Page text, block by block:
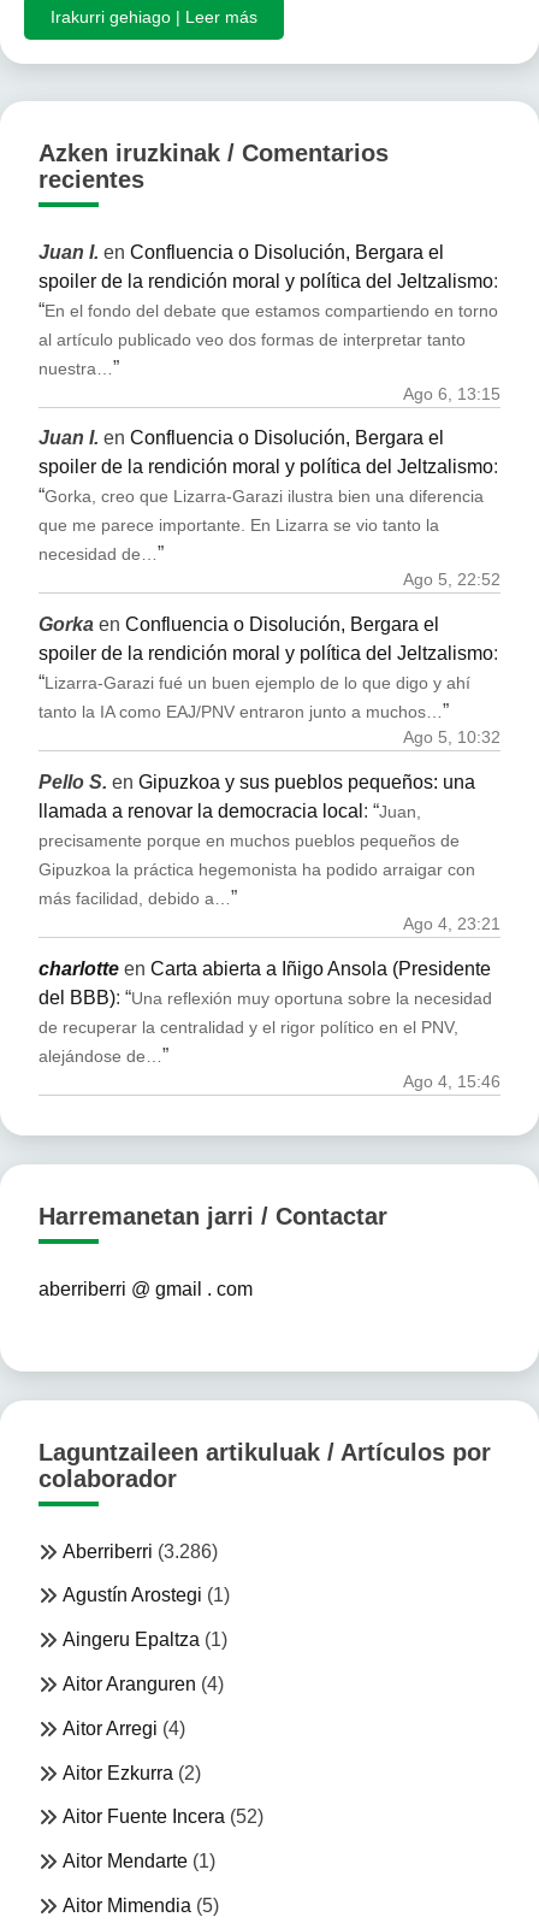
Irakurri gehiago | Leer más
Azken iruzkinak / Comentarios
recientes
Juan I. en Confluencia o Disolución, Bergara el
spoiler de la rendición moral y política del Jeltzalismo:
“En el fondo del debate que estamos compartiendo en torno
al artículo publicado veo dos formas de interpretar tanto
nuestra… ”
Ago 6, 13:15
Juan I. en Confluencia o Disolución, Bergara el
spoiler de la rendición moral y política del Jeltzalismo:
“Gorka, creo que Lizarra-Garazi ilustra bien una diferencia
que me parece importante. En Lizarra se vio tanto la
necesidad de…”
Ago 5, 22:52
Gorka en Confluencia o Disolución, Bergara el
spoiler de la rendición moral y política del Jeltzalismo:
“Lizarra-Garazi fué un buen ejemplo de lo que digo y ahí
tanto la IA como EAJ/PNV entraron junto a muchos…”
Ago 5, 10:32
Pello S. en Gipuzkoa y sus pueblos pequeños: una
llamada a renovar la democracia local : “Juan,
precisamente porque en muchos pueblos pequeños de
Gipuzkoa la práctica hegemonista ha podido arraigar con
más facilidad, debido a… ”
Ago 4, 23:21
charlotte en Carta abierta a Iñigo Ansola (Presidente
del BBB): “Una reflexión muy oportuna sobre la necesidad
de recuperar la centralidad y el rigor político en el PNV,
alejándose de… ”
Ago 4, 15:46
Harremanetan jarri / Contactar
aberriberri @ gmail . com
Laguntzaileen artikuluak / Artículos por
colaborador
Aberriberri (3.286)
Agustín Arostegi (1)
Aingeru Epaltza (1)
Aitor Aranguren (4)
Aitor Arregi (4)
Aitor Ezkurra (2)
Aitor Fuente Incera (52)
Aitor Mendarte (1)
Aitor Mimendia (5)